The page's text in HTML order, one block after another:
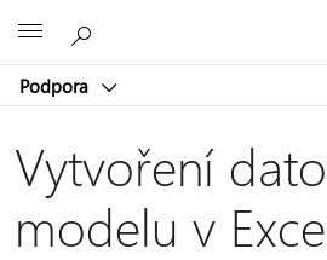
Podpora
Vytvoření
modelu v